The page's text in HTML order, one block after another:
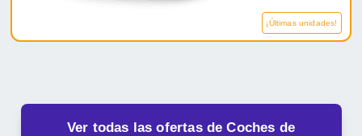
¡Últimas unidades!
Ver todas las ofertas de Coches de